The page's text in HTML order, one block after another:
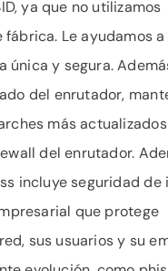
ya que no utilizamos
Le ayudamos
única y segura.
del enrutador,
más
del enrutador.
incluye seguridad de
que protege
sus usuarios y su